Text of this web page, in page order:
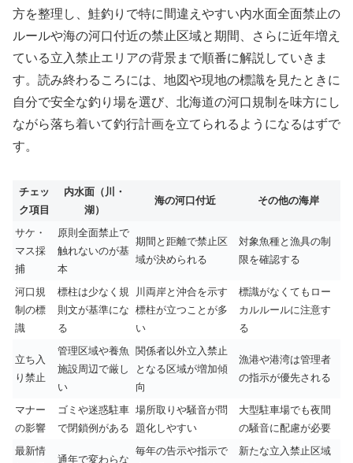
方を整理し、鮭釣りで特に間違えやすい内水面全面禁止の
ルールや海の河口付近の禁止区域と期間、さらに近年増え
ている立入禁止エリアの背景まで順番に解説していきま
す。読み終わるころには、地図や現地の標識を見たときに
自分で安全な釣り場を選び、北海道の河口規制を味方にし
ながら落ち着いて釣行計画を立てられるようになるはずで
す。
チェッ
ク項目
内水面（川・
湖）
海の河口付近 その他の海岸
サケ・
マス採
捕
原則全面禁止で
触れないのが基
本
期間と距離で禁止区
域が決められる
対象魚種と漁具の制
限を確認する
河口規
制の標
識
標柱は少なく規
則文が基準にな
る
川両岸と沖合を示す
標柱が立つことが多
い
標識がなくてもロー
カルルールに注意す
る
立ち入
り禁止
管理区域や養魚
施設周辺で厳し
い
関係者以外立入禁止
となる区域が増加傾
向
漁港や港湾は管理者
の指示が優先される
マナー
の影響
ゴミや迷惑駐車
で閉鎖例がある
場所取りや騒音が問
題化しやすい
大型駐車場でも夜間
の騒音に配慮が必要
最新情
通年で変わらな
毎年の告示や指示で
新たな立入禁止区域